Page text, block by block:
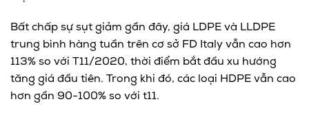
Bất chấp sự sụt giảm gần đây, giá LDPE và LLDPE
trung bình hàng tuần trên cơ sở FD Italy vẫn cao hơn
113% so với T11/2020, thời điểm bắt đầu xu hướng
tăng giá đầu tiên. Trong khi đó, các loại HDPE vẫn cao
hơn gần 90-100% so với t11.